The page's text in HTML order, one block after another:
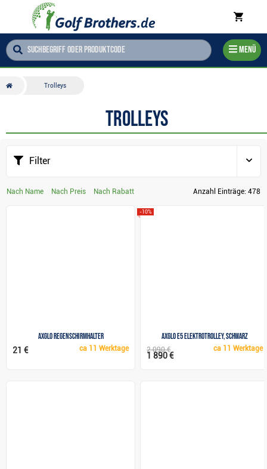
Menü
Trolleys
Trolleys
Filter
Nach Name Nach Preis Nach Rabatt Anzahl Einträge: 478
Axglo Regenschirmhalter
ca 11 Werktage
21 €
Axglo e5 Elektrotrolley, schwarz
-10%
ca 11 Werktage
2 090 €
1 890 €